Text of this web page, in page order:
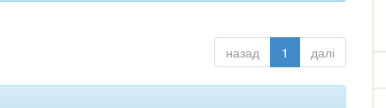
назад 1 далі